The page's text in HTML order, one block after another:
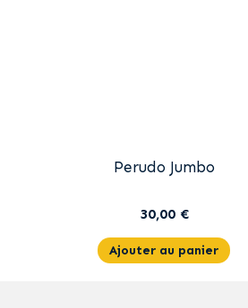
Perudo Jumbo
30,00 €
Ajouter au panier